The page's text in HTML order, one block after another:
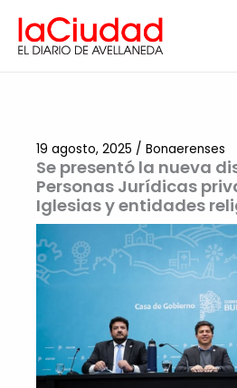
contenido
Se presentó la nueva
Personas Jurídicas
Iglesias y entidades
19 agosto, 2025 / Bonaerenses